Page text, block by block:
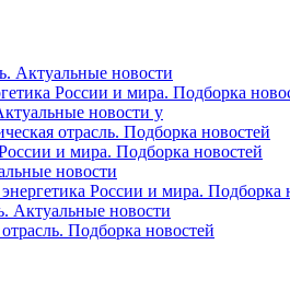
Актуальные новости
России и мира. Подборка
новости у
отрасль. Подборка новостей
и мира. Подборка новостей
новости
России и мира. Подборка
Актуальные новости
Подборка новостей